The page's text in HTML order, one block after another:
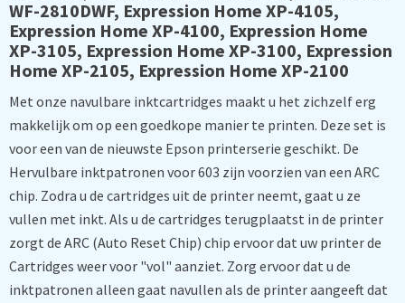
WF-2810DWF, Expression Home XP-4105,
Expression Home XP-4100, Expression Home
XP-3105, Expression Home XP-3100, Expression
Home XP-2105, Expression Home XP-2100
Met onze navulbare inktcartridges maakt u het zichzelf erg
makkelijk om op een goedkope manier te printen. Deze set is
voor een van de nieuwste Epson printerserie geschikt. De
Hervulbare inktpatronen voor 603 zijn voorzien van een ARC
chip. Zodra u de cartridges uit de printer neemt, gaat u ze
vullen met inkt. Als u de cartridges terugplaatst in de printer
zorgt de ARC (Auto Reset Chip) chip ervoor dat uw printer de
Cartridges weer voor "vol" aanziet. Zorg ervoor dat u de
inktpatronen alleen gaat navullen als de printer aangeeft dat